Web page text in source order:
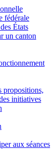
fédérale
États
un canton
propositions,
initiatives
aux séances